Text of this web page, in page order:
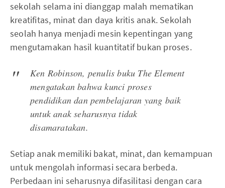
sekolah selama ini dianggap malah mematikan
kreatifitas, minat dan daya kritis anak. Sekolah
seolah hanya menjadi mesin kepentingan yang
mengutamakan hasil kuantitatif bukan proses.
Ken Robinson, penulis buku The Element
mengatakan bahwa kunci proses
pendidikan dan pembelajaran yang baik
untuk anak seharusnya tidak
disamaratakan.
Setiap anak memiliki bakat, minat, dan kemampuan
untuk mengolah informasi secara berbeda.
Perbedaan ini seharusnya difasilitasi dengan cara